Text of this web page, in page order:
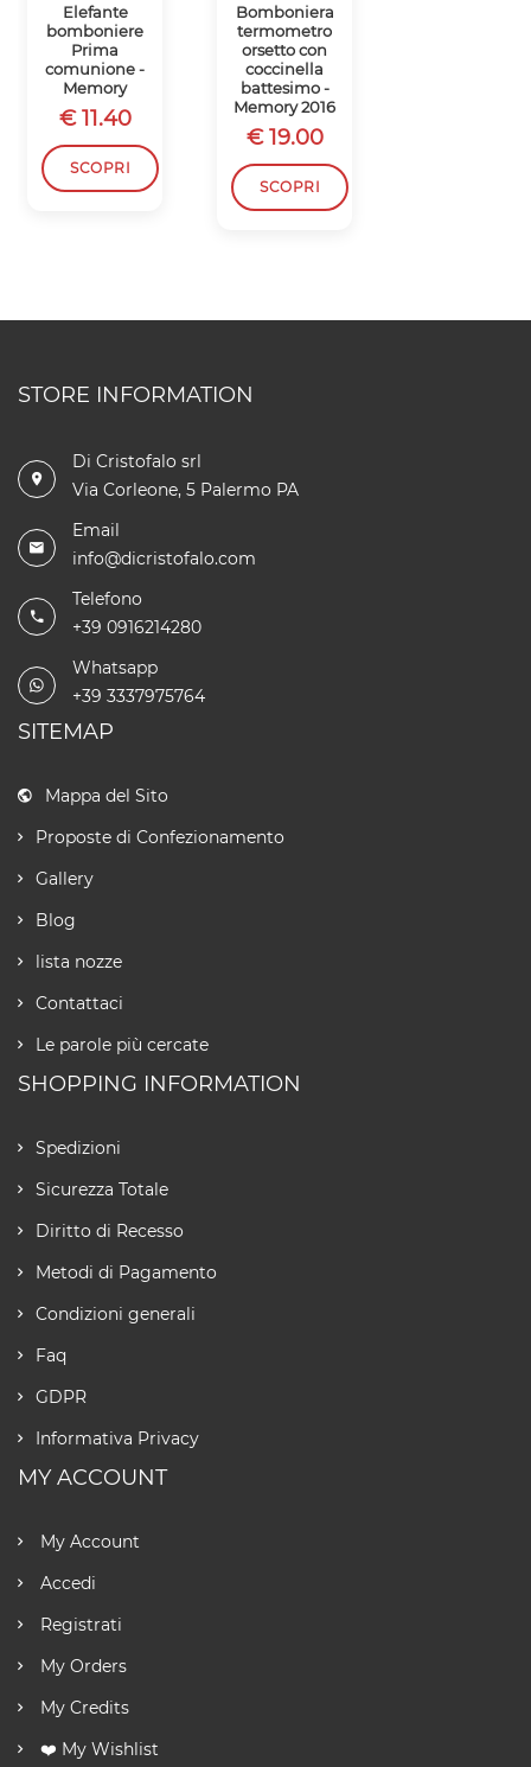
Elefante
bomboniere
Prima
comunione -
Memory
€ 11.40
SCOPRI
Bomboniera
termometro
orsetto con
coccinella
battesimo -
Memory 2016
€ 19.00
SCOPRI
STORE INFORMATION
Di Cristofalo srl
Via Corleone, 5 Palermo PA
Email
info@dicristofalo.com
Telefono
+39 0916214280
Whatsapp
+39 3337975764
SITEMAP
Mappa del Sito
Proposte di Confezionamento
Gallery
Blog
lista nozze
Contattaci
Le parole più cercate
SHOPPING INFORMATION
Spedizioni
Sicurezza Totale
Diritto di Recesso
Metodi di Pagamento
Condizioni generali
Faq
GDPR
Informativa Privacy
MY ACCOUNT
My Account
Accedi
Registrati
My Orders
My Credits
❤️ My Wishlist